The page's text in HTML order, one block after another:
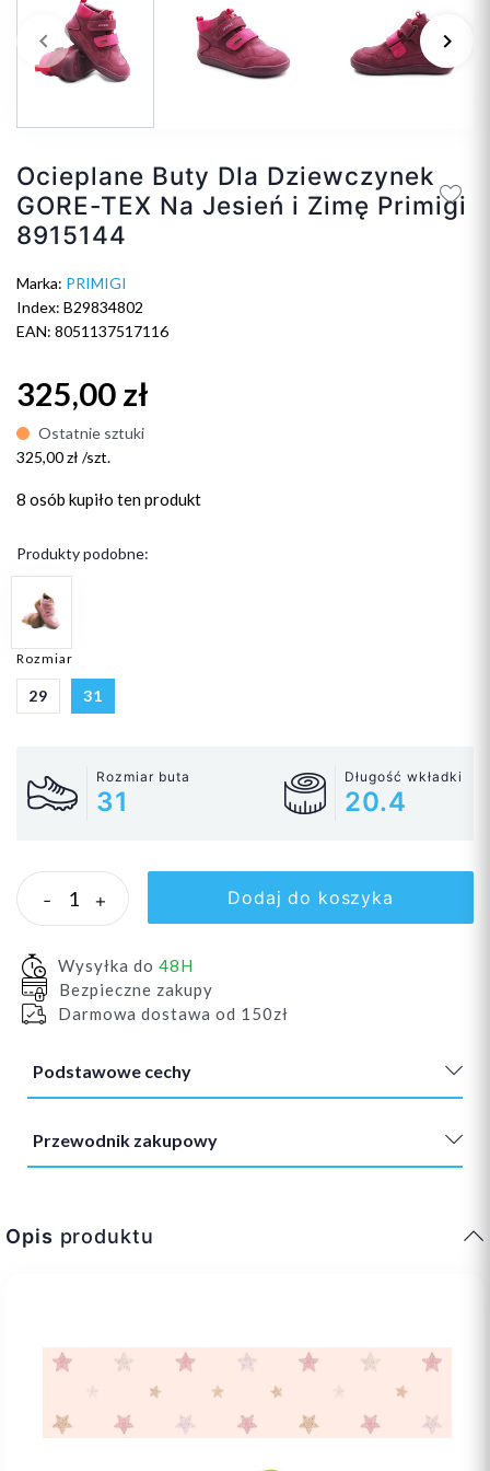
Poprzedni
keyboard_arrow_left keyboard_arrow_right
Ocieplane Buty Dla Dziewczynek
GORE-TEX Na Jesień i Zimę Primigi
8915144
Marka: PRIMIGI
Index: B29834802
EAN: 8051137517116
325,00 zł
Ostatnie sztuki
325,00 zł /szt.
8 osób kupiło ten produkt
Produkty podobne:
Rozmiar
29 31
Rozmiar buta
31
Długość wkładki
20.4
- + Dodaj do koszyka
Wysyłka do 48H
Bezpieczne zakupy
Darmowa dostawa od 150zł
Podstawowe cechy
Przewodnik zakupowy
Opis produktu